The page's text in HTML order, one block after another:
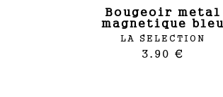
bougeoir metal
magnetique bleu
LA SELECTION
3.90 €